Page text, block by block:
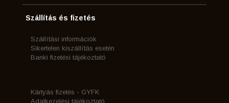
Szállítás és fizetés
Szállítási információk
Sikertelen kiszállítás esetén
Banki fizetési tájékoztató
Kártyás fizetés - GYFK
Adatkezelési tájékoztató